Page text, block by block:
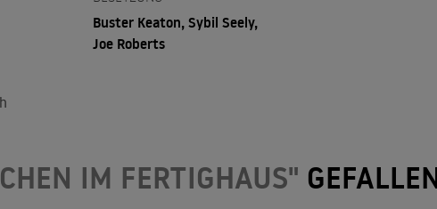
Buster Keaton, Sybil Seely,
Joe Roberts
IM FERTIGHAUS"